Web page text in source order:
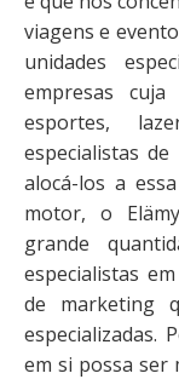
viagens e
unidades
empresas
esportes,
especialistas
alocá-los a
motor, o
grande
especialistas
de marketing
especializadas.
em si possa ser